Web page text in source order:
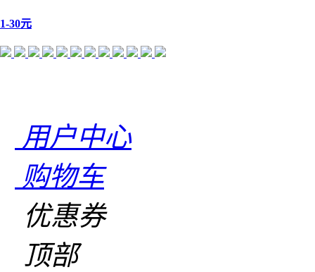
1-30元
用户中心
购物车
优惠券
顶部